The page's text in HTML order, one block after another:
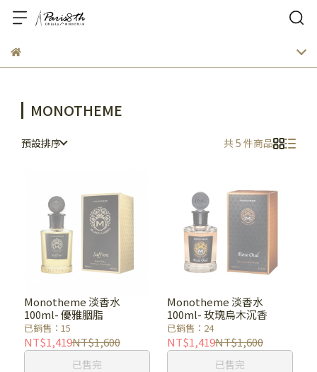
MONOTHEME
預設排序 共 5 件商品
Monotheme 淡香水
100ml- 優雅胭脂
已銷售：15
NT$1,419NT$1,600
已售完
Monotheme 淡香水
100ml- 玫瑰烏木沉香
已銷售：24
NT$1,419NT$1,600
已售完